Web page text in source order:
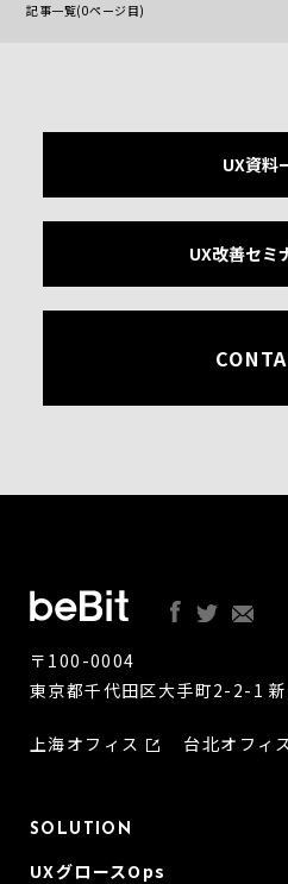
記事一覧(0ページ目)
UX資料
UX改善セミ
〒100-0004
東京都千代田区大手町2-2-1
上海オフィス 台北オフィ
SOLUTION
UXグロースOps